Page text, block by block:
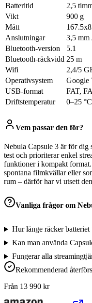
Batteritid
2,5
Vikt
900 g
Mått
Anslutningar
3,5
Bluetooth-version
5.1
Bluetooth-räckvidd 25 m
Wifi
2,4/5
Operativsystem
Google
USB-format
FAT,
Driftstemperatur
0–25 °C
Vem passar den för?
Nebula Capsule 3 är för dig
test och prioriterar enkel
funktioner i kompakt
spontana filmkvällar eller
rum – därför har vi utsett
Vanliga frågor om
Hur länge räcker
Kan man använda
Fungerar alla
Rekommenderad
Från 13 990 kr